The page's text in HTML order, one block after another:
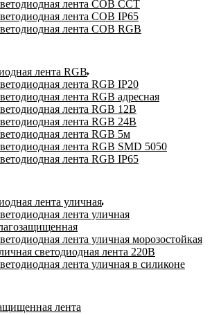
лента COB CCT
лента COB IP65
лента COB RGB
лента RGB
лента RGB IP20
лента RGB адресная
лента RGB 12В
лента RGB 24В
лента RGB 5м
лента RGB SMD 5050
лента RGB IP65
лента уличная
лента уличная
лента уличная морозостойкая
светодиодная лента 220В
лента уличная в силиконе
лента